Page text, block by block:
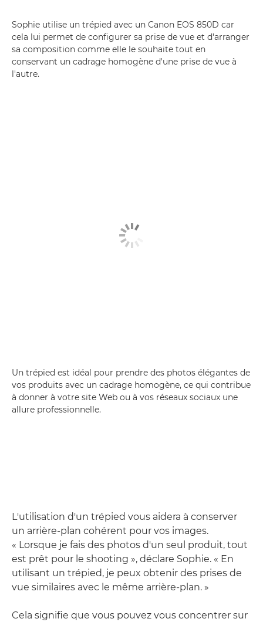
Sophie utilise un trépied avec un Canon EOS 850D car
cela lui permet de configurer sa prise de vue et d'arranger
sa composition comme elle le souhaite tout en
conservant un cadrage homogène d'une prise de vue à
l'autre.
Un trépied est idéal pour prendre des photos élégantes de
vos produits avec un cadrage homogène, ce qui contribue
à donner à votre site Web ou à vos réseaux sociaux une
allure professionnelle.
L'utilisation d'un trépied vous aidera à conserver
un arrière-plan cohérent pour vos images.
« Lorsque je fais des photos d'un seul produit, tout
est prêt pour le shooting », déclare Sophie. « En
utilisant un trépied, je peux obtenir des prises de
vue similaires avec le même arrière-plan. »
Cela signifie que vous pouvez vous concentrer sur